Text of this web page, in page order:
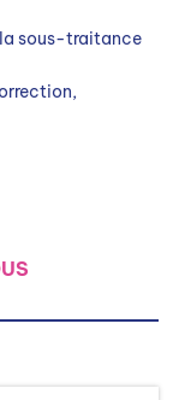
la sous-traitance